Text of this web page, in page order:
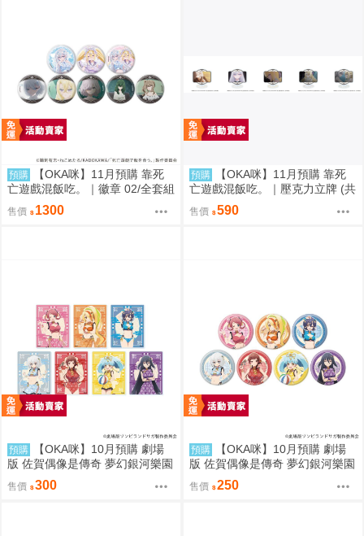
預購
【OKA咪】11月預購 靠死
亡遊戲混飯吃。｜徽章 02/全套組
(全8種)(官方&新繪插畫)
售價 1300
預購
【OKA咪】11月預購 靠死
亡遊戲混飯吃。｜壓克力立牌 (共
5款任選)
售價 590
預購
【OKA咪】10月預購 劇場
版 佐賀偶像是傳奇 夢幻銀河樂園
｜壓克力卡片 02/盲抽(7種) 旗袍
泳裝ver. 隨機一款
售價 300
預購
【OKA咪】10月預購 劇場
版 佐賀偶像是傳奇 夢幻銀河樂園
｜徽章 03/盲抽(7種) 旗袍泳裝ve
r. 隨機一款
售價 250